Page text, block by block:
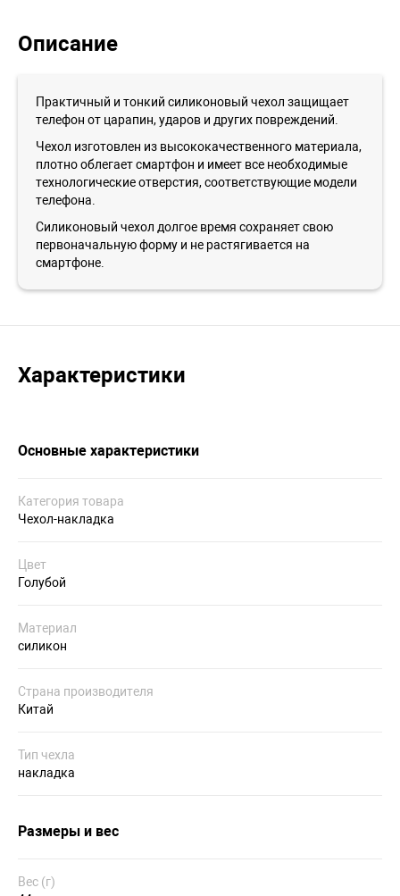
Описание
Практичный и тонкий силиконовый чехол защищает
телефон от царапин, ударов и других повреждений.
Чехол изготовлен из высококачественного материала,
плотно облегает смартфон и имеет все необходимые
технологические отверстия, соответствующие модели
телефона.
Силиконовый чехол долгое время сохраняет свою
первоначальную форму и не растягивается на
смартфоне.
Характеристики
Основные характеристики
Категория товара
Чехол-накладка
Цвет
Голубой
Материал
силикон
Страна производителя
Китай
Тип чехла
накладка
Размеры и вес
Вес (г)